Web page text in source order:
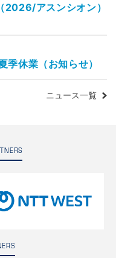
2026/アスンシオン）
季休業（お知らせ）
ニュース一覧